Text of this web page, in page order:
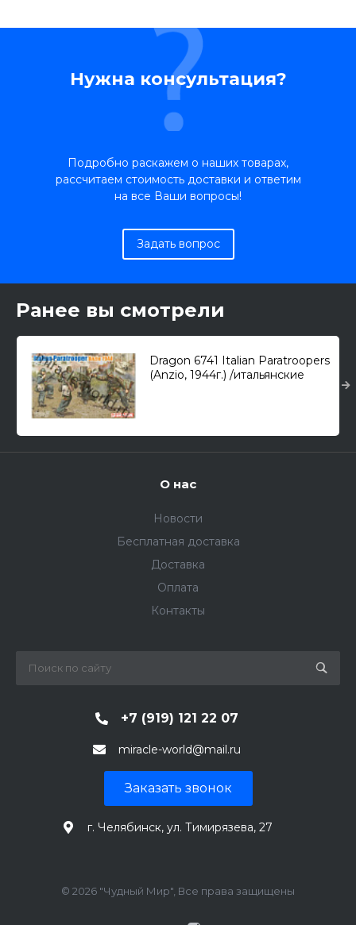
Нужна консультация?
Подробно раскажем о наших товарах,
рассчитаем стоимость доставки и ответим
на все Ваши вопросы!
Задать вопрос
Ранее вы смотрели
Dragon 6741 Italian Paratroopers
(Anzio, 1944г.) /итальянские
О нас
Новости
Бесплатная доставка
Доставка
Оплата
Контакты
+7 (919) 121 22 07
miracle-world@mail.ru
Заказать звонок
г. Челябинск, ул. Тимирязева, 27
© 2026 "Чудный Мир", Все права защищены